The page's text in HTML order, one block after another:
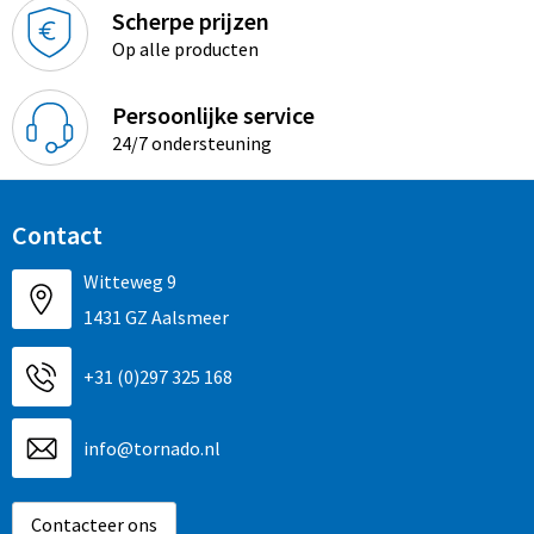
Sinterklaas
Sleutelhangers en Lanyards
Snoepgoed
Spellen voor binnen en buiten
Sport
Veiligheid, Auto en Fiets
Vrije tijd en Strand
Waterflesjes
Themapakketten
Overhemden
Strandtassen
Toilettassen
Waterbestendige tassen
Accessoires voor tassen
Schoenentassen
Golftassen
Matrozentassen
Collegetassen
Draagtassen
Scherpe prijzen
Op alle producten
Persoonlijke service
24/7 ondersteuning
Contact
Witteweg 9
1431 GZ Aalsmeer
+31 (0)297 325 168
info@tornado.nl
Contacteer ons